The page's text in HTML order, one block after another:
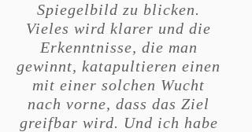
Spiegelbild zu blicken.
Vieles wird klarer und die
Erkenntnisse, die man
gewinnt, katapultieren einen
mit einer solchen Wucht
nach vorne, dass das Ziel
greifbar wird. Und ich habe